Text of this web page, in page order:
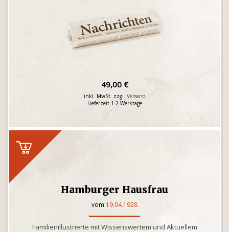
49,00 €
inkl. MwSt. zzgl. Versand
Lieferzeit 1-2 Werktage
Hamburger Hausfrau
vom 19.04.1928
Familienillustrierte mit Wissenswertem und Aktuellem